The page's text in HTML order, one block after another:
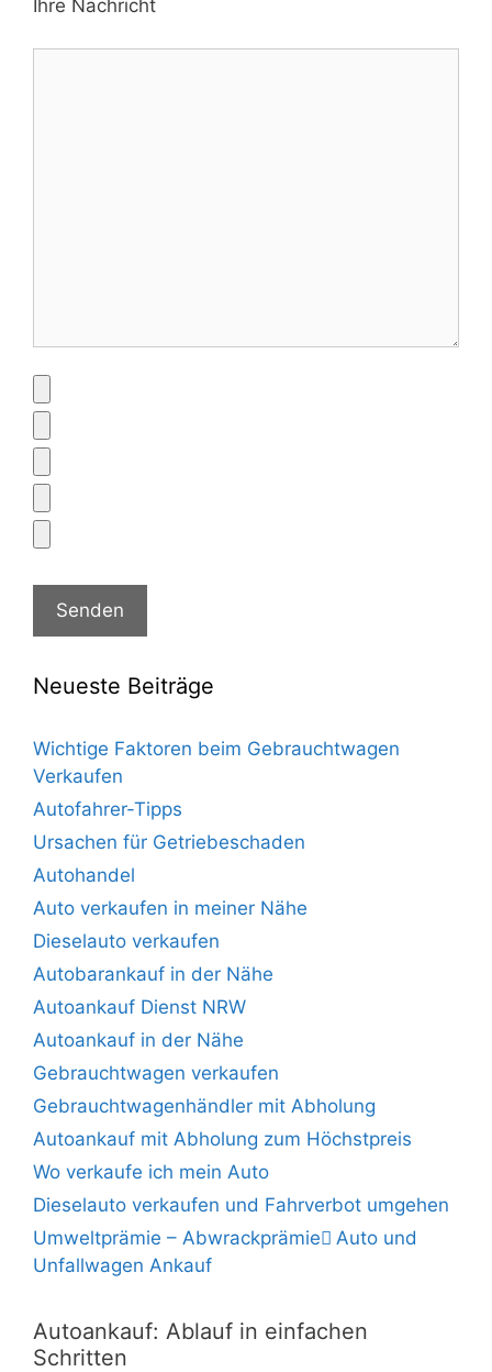
Ihre Nachricht
Neueste Beiträge
Wichtige Faktoren beim Gebrauchtwagen
Verkaufen
Autofahrer-Tipps
Ursachen für Getriebeschaden
Autohandel
Auto verkaufen in meiner Nähe
Dieselauto verkaufen
Autobarankauf in der Nähe
Autoankauf Dienst NRW
Autoankauf in der Nähe
Gebrauchtwagen verkaufen
Gebrauchtwagenhändler mit Abholung
Autoankauf mit Abholung zum Höchstpreis
Wo verkaufe ich mein Auto
Dieselauto verkaufen und Fahrverbot umgehen
Umweltprämie – Abwrackprämie ِAuto und
Unfallwagen Ankauf
Autoankauf: Ablauf in einfachen
Schritten